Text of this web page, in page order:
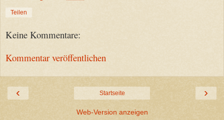
Teilen
Keine Kommentare:
Kommentar veröffentlichen
‹ ›
Startseite
Web-Version anzeigen